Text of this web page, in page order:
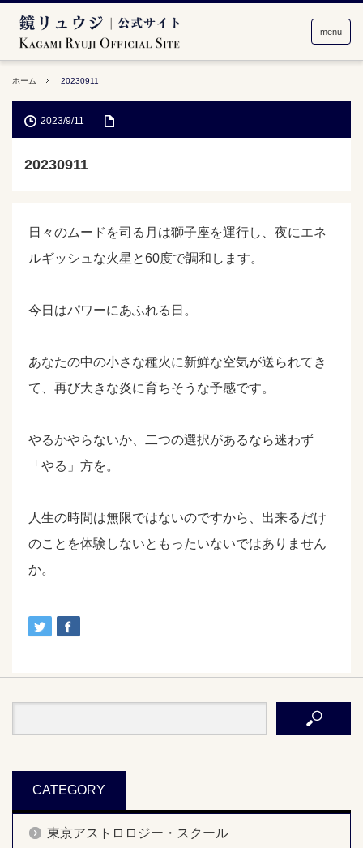
menu
ホーム 20230911
2023/9/11
20230911
日々のムードを司る月は獅子座を運行し、夜にエネ
ルギッシュな火星と60度で調和します。
今日はパワーにあふれる日。
あなたの中の小さな種火に新鮮な空気が送られてき
て、再び大きな炎に育ちそうな予感です。
やるかやらないか、二つの選択があるなら迷わず
「やる」方を。
人生の時間は無限ではないのですから、出来るだけ
のことを体験しないともったいないではありません
か。
CATEGORY
東京アストロロジー・スクール